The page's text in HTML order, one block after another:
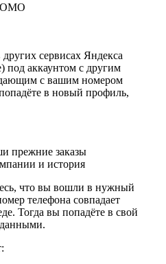
сервисах Яндекса
аккаунтом с другим
с вашим номером
в новый профиль,
прежние заказы
и история
что вы вошли в нужный
телефона совпадает
Тогда вы попадёте в свой